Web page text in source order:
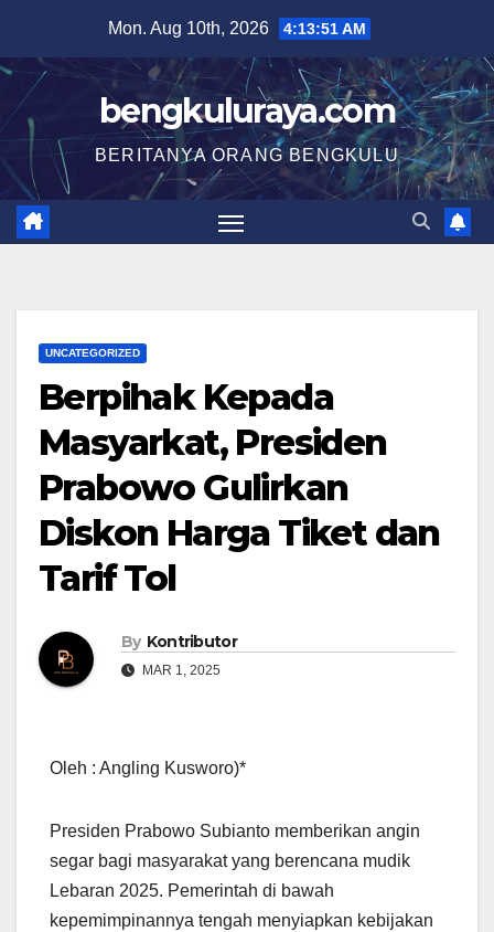
content
Mon. Aug 10th, 2026 4:13:51 AM
bengkuluraya.com
BERITANYA ORANG BENGKULU
UNCATEGORIZED
Berpihak Kepada
Masyarkat, Presiden
Prabowo Gulirkan
Diskon Harga Tiket dan
Tarif Tol
By Kontributor
MAR 1, 2025
Oleh : Angling Kusworo)*
Presiden Prabowo Subianto memberikan angin
segar bagi masyarakat yang berencana mudik
Lebaran 2025. Pemerintah di bawah
kepemimpinannya tengah menyiapkan kebijakan